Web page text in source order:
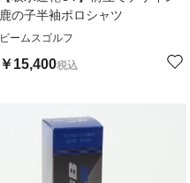
鹿の子半袖ポロシャツ
ビームスゴルフ
￥15,400税込